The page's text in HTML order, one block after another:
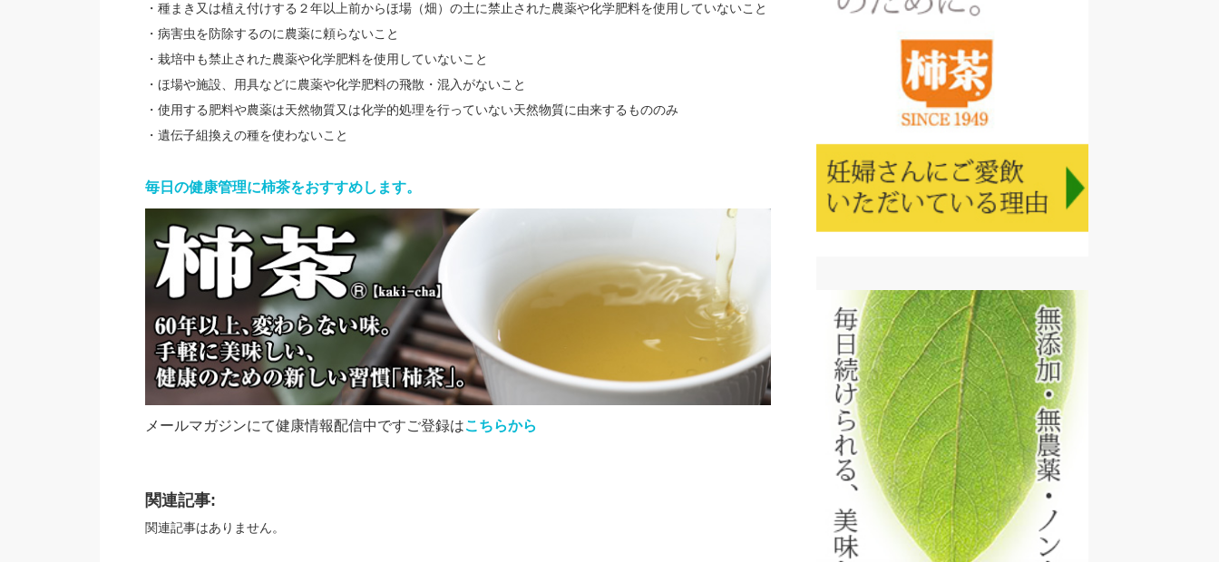
・種まき又は植え付けする２年以上前からほ場（畑）の土に禁止された農薬や化学肥料を使用していないこと
・病害虫を防除するのに農薬に頼らないこと
・栽培中も禁止された農薬や化学肥料を使用していないこと
・ほ場や施設、用具などに農薬や化学肥料の飛散・混入がないこと
・使用する肥料や農薬は天然物質又は化学的処理を行っていない天然物質に由来するもののみ
・遺伝子組換えの種を使わないこと
毎日の健康管理に柿茶をおすすめします。
メールマガジンにて健康情報配信中ですご登録はこちらから
関連記事:
関連記事はありません。